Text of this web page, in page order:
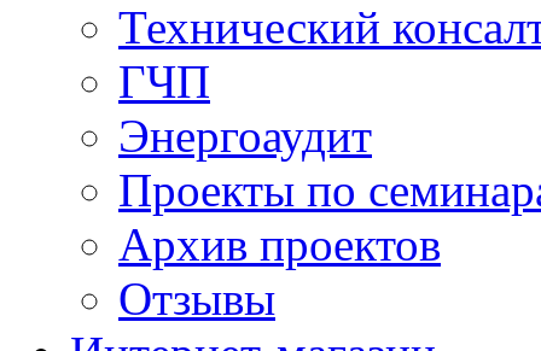
Технический
ГЧП
Энергоаудит
Проекты по
Архив проектов
Отзывы